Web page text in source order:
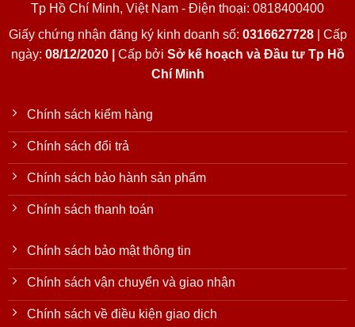
Tp Hồ Chí Minh, Việt Nam - Điện thoại: 0818400400
Giấy chứng nhận đăng ký kinh doanh số: 0316627728| Cấp
ngày: 08/12/2020 | Cấp bởi Sở kế hoạch và Đầu tư Tp Hồ
Chí Minh
Chính sách kiểm hàng
Chính sách đổi trả
Chính sách bảo hành sản phẩm
Chính sách thanh toán
Chính sách bảo mật thông tin
Chính sách vận chuyển và giao nhận
Chính sách về điều kiện giao dịch